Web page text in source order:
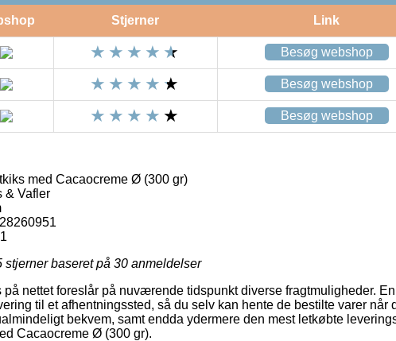
Stjerner Link
Besøg webshop
Besøg webshop
Besøg webshop
med Cacaocreme Ø (300 gr)
& Vafler
stjerner baseret på 30 anmeldelser
på nettet foreslår på nuværende tidspunkt diverse fragtmuligheder.
til et afhentningssted, så du selv kan hente de bestilte varer når
bekvem, samt endda ydermere den mest letkøbte
Cacaocreme Ø (300 gr).